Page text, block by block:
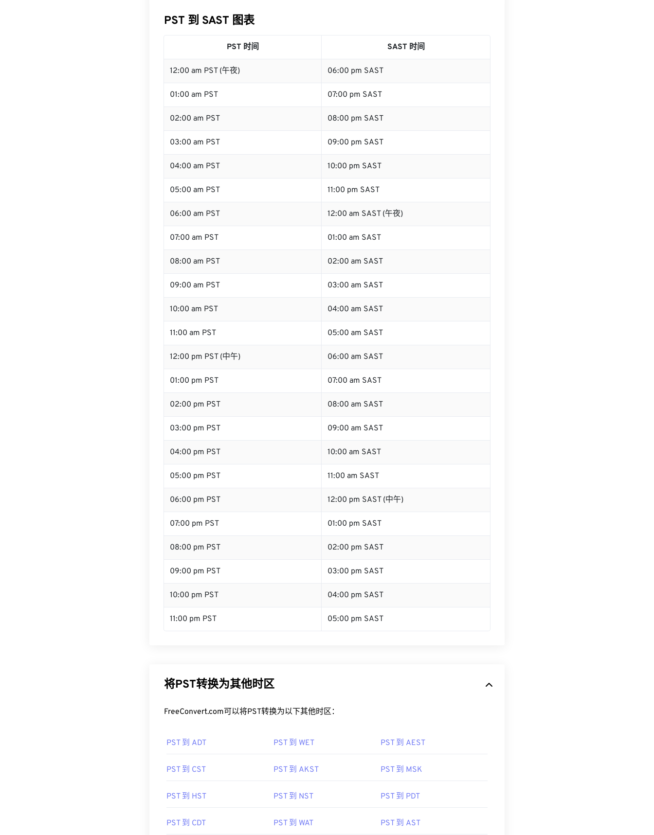
PST 到 SAST 图表
PST 时间 SAST 时间
12:00 am PST (午夜) 06:00 pm SAST
01:00 am PST 07:00 pm SAST
02:00 am PST 08:00 pm SAST
03:00 am PST 09:00 pm SAST
04:00 am PST 10:00 pm SAST
05:00 am PST 11:00 pm SAST
06:00 am PST 12:00 am SAST (午夜)
07:00 am PST 01:00 am SAST
08:00 am PST 02:00 am SAST
09:00 am PST 03:00 am SAST
10:00 am PST 04:00 am SAST
11:00 am PST 05:00 am SAST
12:00 pm PST (中午) 06:00 am SAST
01:00 pm PST 07:00 am SAST
02:00 pm PST 08:00 am SAST
03:00 pm PST 09:00 am SAST
04:00 pm PST 10:00 am SAST
05:00 pm PST 11:00 am SAST
06:00 pm PST 12:00 pm SAST (中午)
07:00 pm PST 01:00 pm SAST
08:00 pm PST 02:00 pm SAST
09:00 pm PST 03:00 pm SAST
10:00 pm PST 04:00 pm SAST
11:00 pm PST 05:00 pm SAST
将PST转换为其他时区
FreeConvert.com可以将PST转换为以下其他时区：
PST 到 ADT PST 到 WET PST 到 AEST
PST 到 CST PST 到 AKST PST 到 MSK
PST 到 HST PST 到 NST PST 到 PDT
PST 到 CDT PST 到 WAT PST 到 AST